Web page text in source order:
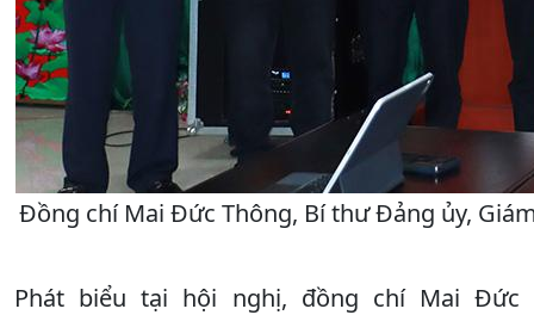
Đồng chí Mai Đức Thông, Bí thư Đảng ủy,
Phát biểu tại hội nghị, đồng chí Mai Đức